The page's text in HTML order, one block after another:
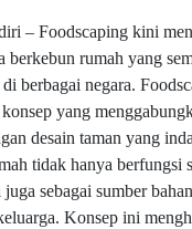
– Foodscaping kini
berkebun rumah yang
berbagai negara.
yang
desain taman yang
tidak hanya berfungsi
sebagai sumber
Konsep ini